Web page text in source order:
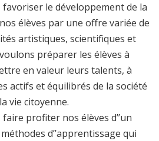
le développement de la
élèves par une offre variée de
artistiques, scientifiques et
préparer les élèves à
en valeur leurs talents, à
actifs et équilibrés de la société
vie citoyenne.
profiter nos élèves d’’un
d’’apprentissage qui